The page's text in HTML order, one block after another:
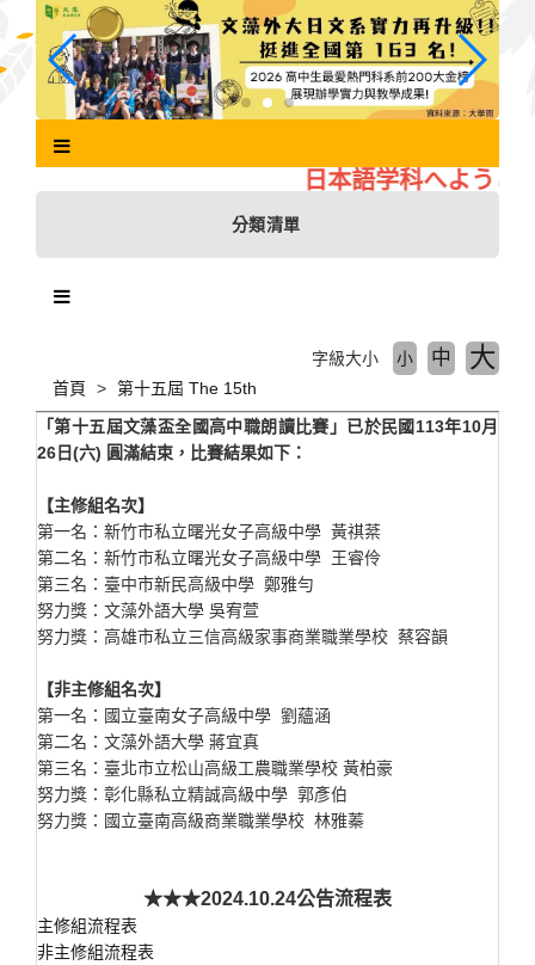
主
日本語学科へようこそ
分類清單
首頁 第十五屆 The 15th
字級大小 小 中 大
「第十五屆文藻盃全國高中職朗讀比賽」已於民國113年10月
26日(六) 圓滿結束，比賽結果如下：
【主修組名次】
第一名：新竹市私立曙光女子高級中學 黃祺棻
第二名：新竹市私立曙光女子高級中學 王睿伶
第三名：臺中市新民高級中學 鄭雅勻
努力獎：文藻外語大學 吳宥萱
努力獎：高雄市私立三信高級家事商業職業學校 蔡容韻
【非主修組名次】
第一名：國立臺南女子高級中學 劉蘊涵
第二名：文藻外語大學 蔣宜真
第三名：臺北市立松山高級工農職業學校 黃柏豪
努力獎：彰化縣私立精誠高級中學 郭彥伯
努力獎：國立臺南高級商業職業學校 林雅蓁
★★★2024.10.24公告流程表
主修組流程表
非主修組流程表